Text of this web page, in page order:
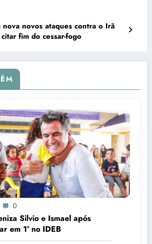
nova novos ataques contra o Irã
fim do cessar-fogo
0
Silvio e Ismael após
em 1º no IDEB